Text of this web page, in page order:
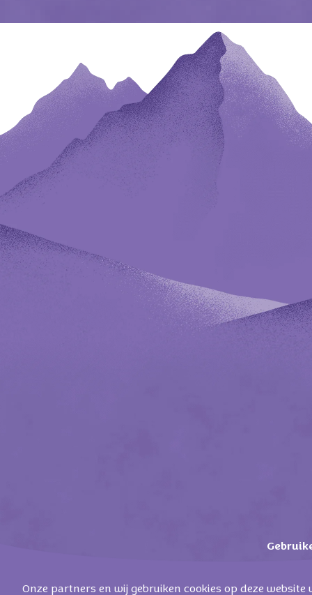
Onze partners en wij gebruiken cookies op deze